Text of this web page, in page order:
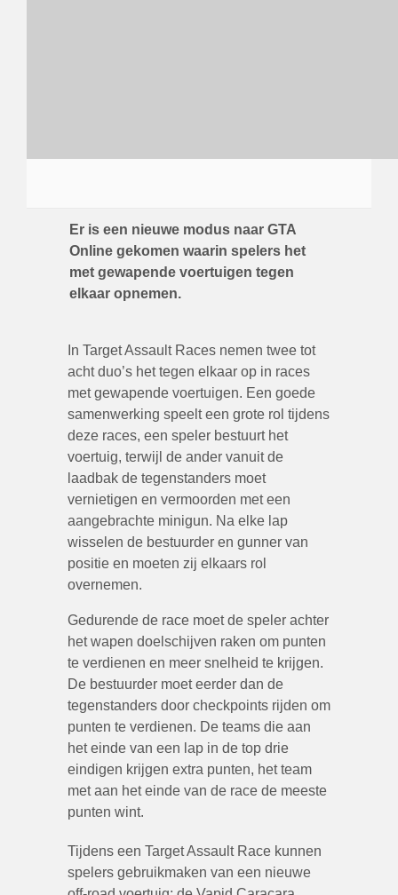
Er is een nieuwe modus naar GTA
Online gekomen waarin spelers het
met gewapende voertuigen tegen
elkaar opnemen.
In Target Assault Races nemen twee tot
acht duo’s het tegen elkaar op in races
met gewapende voertuigen. Een goede
samenwerking speelt een grote rol tijdens
deze races, een speler bestuurt het
voertuig, terwijl de ander vanuit de
laadbak de tegenstanders moet
vernietigen en vermoorden met een
aangebrachte minigun. Na elke lap
wisselen de bestuurder en gunner van
positie en moeten zij elkaars rol
overnemen.
Gedurende de race moet de speler achter
het wapen doelschijven raken om punten
te verdienen en meer snelheid te krijgen.
De bestuurder moet eerder dan de
tegenstanders door checkpoints rijden om
punten te verdienen. De teams die aan
het einde van een lap in de top drie
eindigen krijgen extra punten, het team
met aan het einde van de race de meeste
punten wint.
Tijdens een Target Assault Race kunnen
spelers gebruikmaken van een nieuwe